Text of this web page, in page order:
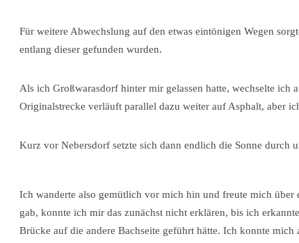
Für weitere Abwechslung auf den etwas eintönigen Wegen
entlang dieser gefunden wurden.
Als ich Großwarasdorf hinter mir gelassen hatte, wechselte
Originalstrecke verläuft parallel dazu weiter auf Asphalt, aber
Kurz vor Nebersdorf setzte sich dann endlich die Sonne durch
Ich wanderte also gemütlich vor mich hin und freute mich über
gab, konnte ich mir das zunächst nicht erklären, bis ich
Brücke auf die andere Bachseite geführt hätte. Ich konnte